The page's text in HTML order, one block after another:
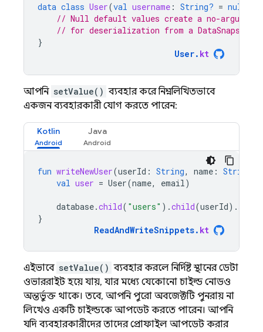
data class User(val username : String? = null
// Null default values create a no-
// for deserialization from a DataSnapshot.
}
User. kt
আপনি setValue() ব্যবহার করে নিম্নলিখিতভাবে
একজন ব্যবহারকারী যোগ করতে পারেন:
Kotlin Java
fun writeNewUser(userId : String, name : String
val user = User(name, email)
database.child( "users" ).child(userId).
}
ReadAndWriteSnippets. kt
এইভাবে setValue() ব্যবহার করলে নির্দিষ্ট স্থানের ডেটা
ওভাররাইট হয়ে যায়, যার মধ্যে যেকোনো চাইল্ড নোডও
অন্তর্ভুক্ত থাকে। তবে, আপনি পুরো অবজেক্টটি পুনরায় না
লিখেও একটি চাইল্ডকে আপডেট করতে পারেন। আপনি
যদি ব্যবহারকারীদের তাদের প্রোফাইল আপডেট করার